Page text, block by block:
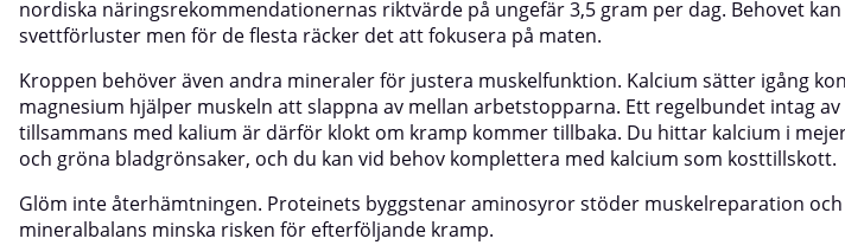
nordiska näringsrekommendationernas riktvärde på ungefär 3,5 gram per dag. Behovet
svettförluster men för de flesta räcker det att fokusera på maten.
Kroppen behöver även andra mineraler för justera muskelfunktion. Kalcium sätter igång
magnesium hjälper muskeln att slappna av mellan arbetstopparna. Ett regelbundet intag
tillsammans med kalium är därför klokt om kramp kommer tillbaka. Du hittar kalcium i
och gröna bladgrönsaker, och du kan vid behov komplettera med kalcium som kosttillskott.
Glöm inte återhämtningen. Proteinets byggstenaraminosyrorstöder muskelreparation
mineralbalans minska risken för efterföljande kramp.